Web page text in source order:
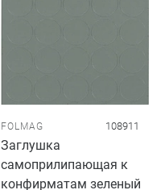
FOLMAG 108911
Заглушка
самоприлипающая к
конфирматам зеленый